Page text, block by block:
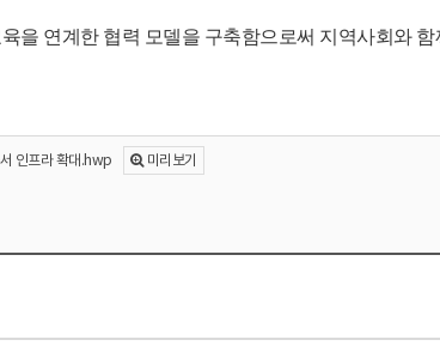
을 연계한 협력 모델을 구축함으로써 지역사회와
인프라 확대.hwp
미리보기